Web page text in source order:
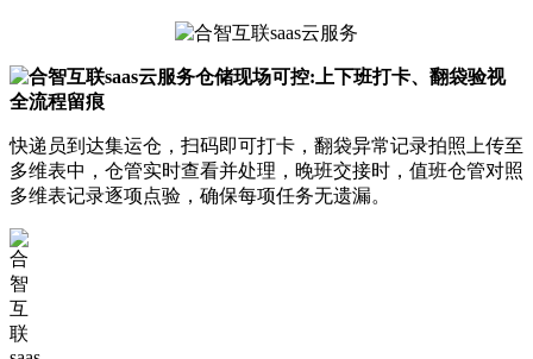
仓储现场可控:上下班打卡、翻袋验视
全流程留痕
快递员到达集运仓，扫码即可打卡，翻袋异常记录拍照上传至
多维表中，仓管实时查看并处理，晚班交接时，值班仓管对照
多维表记录逐项点验，确保每项任务无遗漏。